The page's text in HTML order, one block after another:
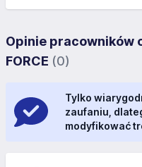
Opinie pracowników
FORCE (0)
Tylko
zaufaniu,
modyfikować